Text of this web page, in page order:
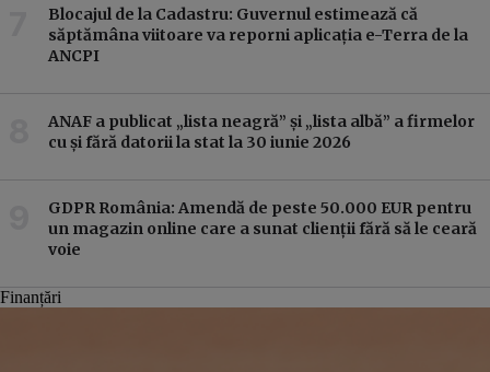
Blocajul de la Cadastru: Guvernul estimează că
săptămâna viitoare va reporni aplicația e-Terra de la
ANCPI
ANAF a publicat „lista neagră” și „lista albă” a firmelor
cu și fără datorii la stat la 30 iunie 2026
GDPR România: Amendă de peste 50.000 EUR pentru
un magazin online care a sunat clienții fără să le ceară
voie
Finanțări